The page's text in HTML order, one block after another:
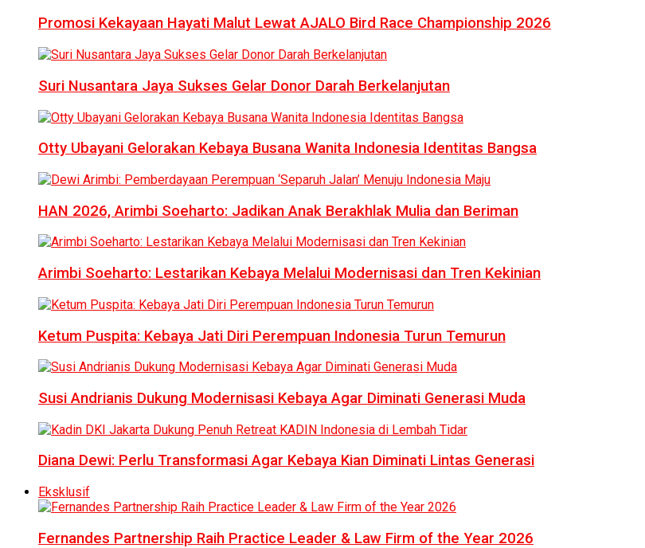
Promosi Kekayaan Hayati Malut Lewat AJALO Bird Race Championship 2026
Suri Nusantara Jaya Sukses Gelar Donor Darah Berkelanjutan
Otty Ubayani Gelorakan Kebaya Busana Wanita Indonesia Identitas Bangsa
HAN 2026, Arimbi Soeharto: Jadikan Anak Berakhlak Mulia dan Beriman
Arimbi Soeharto: Lestarikan Kebaya Melalui Modernisasi dan Tren Kekinian
Ketum Puspita: Kebaya Jati Diri Perempuan Indonesia Turun Temurun
Susi Andrianis Dukung Modernisasi Kebaya Agar Diminati Generasi Muda
Diana Dewi: Perlu Transformasi Agar Kebaya Kian Diminati Lintas Generasi
Eksklusif
Fernandes Partnership Raih Practice Leader & Law Firm of the Year 2026